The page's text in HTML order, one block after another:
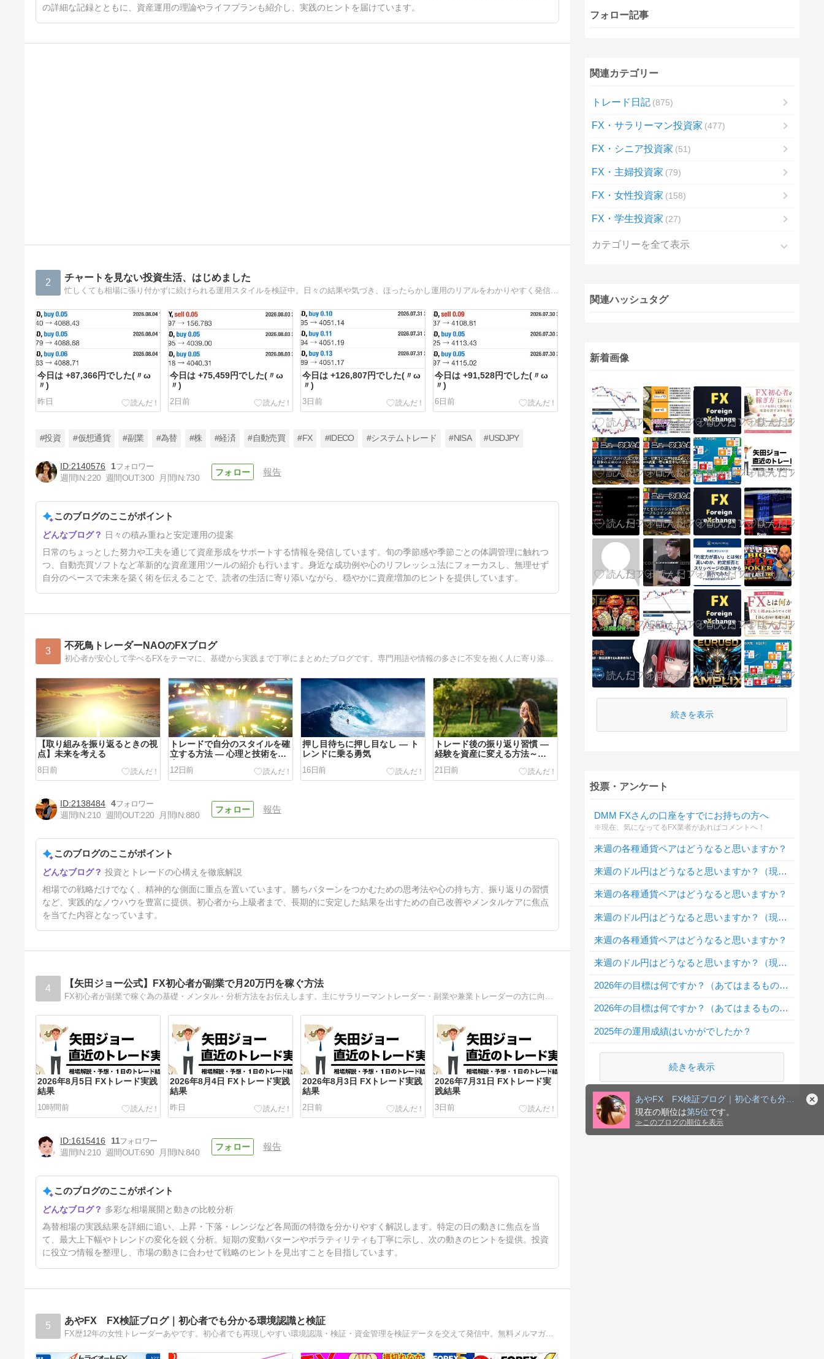
あやFX FX検証ブログ｜初心者でも分かる環境認識と検証
現在の順位は第5位です。
≫ このブログの順位を表示
の詳細な記録とともに、資産運用の理論やライフプランも紹介し、実践のヒントを届けています。
2 チャートを見ない投資生活、はじめました
今日は +87,366円でした(〃ω
〃)
昨日
今日は +75,459円でした(〃ω
〃)
2日前
今日は +126,807円でした(〃ω
〃)
3日前
今日は +91,528円でした(〃ω
〃)
6日前
〃)
7日前
#投資 #仮想通貨 #副業 #為替 #株 #経済 #自動売買 #FX #IDECO #システムトレード #NISA #USDJPY
2140576
1
週間IN:220 週間OUT:300 月間IN:730
報告
このブログのここがポイント
日々の積み重ねと安定運用の提案
日常のちょっとした努力や工夫を通じて資産形成をサポートする情報を発信しています。旬の季節感や季節ごとの体調管理に触れつ
つ、自動売買ソフトなど革新的な資産運用ツールの紹介も行います。身近な成功例や心のリフレッシュ法にフォーカスし、無理せず
自分のペースで未来を築く術を伝えることで、読者の生活に寄り添いながら、穏やかに資産増加のヒントを提供しています。
3 不死鳥トレーダーNAOのFXブログ
初心者が安心して学べるFXをテーマに、基礎から実践まで丁寧にまとめたブログです。専門用語や情報の多さに不安を抱く人に寄り添い、一歩ずつ理解できる学習環境を目指しています。
【取り組みを振り返るときの視
点】未来を考える
8日前
トレードで自分のスタイルを確
立する方法 ― 心理と技術を融
合させる
12日前
押し目待ちに押し目なし ― ト
レンドに乗る勇気
16日前
トレード後の振り返り習慣 ―
経験を資産に変える方法～
Check～
21日前
頭と尻尾はくれてやれ ― 完璧
を求めない投資の知恵
26日前
2138484 4
週間IN:210 週間OUT:220 月間IN:880
報告
このブログのここがポイント
投資とトレードの心構えを徹底解説
相場での戦略だけでなく、精神的な側面に重点を置いています。勝ちパターンをつかむための思考法や心の持ち方、振り返りの習慣
など、実践的なノウハウを豊富に提供。初心者から上級者まで、長期的に安定した結果を出すための自己改善やメンタルケアに焦点
を当てた内容となっています。
4 【矢田ジョー公式】FX初心者が副業で月20万円を稼ぐ方法
2026年8月5日 FXトレード実践
結果
10時間前
2026年8月4日 FXトレード実践
結果
昨日
2026年8月3日 FXトレード実践
結果
2日前
2026年7月31日 FXトレード実
践結果
3日前
2026年7月30日 FXトレード実
践結果
6日前
1615416
11
週間IN:210 週間OUT:690 月間IN:840
報告
このブログのここがポイント
多彩な相場展開と動きの比較分析
為替相場の実践結果を詳細に追い、上昇・下落・レンジなど各局面の特徴を分かりやすく解説します。特定の日の動きに焦点を当
て、最大上下幅やトレンドの変化を鋭く分析。短期の変動パターンやボラティリティも丁寧に示し、次の動きのヒントを提供。投資
に役立つ情報を整理し、市場の動きに合わせて戦略のヒントを見出すことを目指しています。
5 あやFX FX検証ブログ｜初心者でも分かる環境認識と検証
フォロー記事
関連カテゴリー
トレード日記 875
FX・サラリーマン投資家 477
FX・シニア投資家 51
FX・主婦投資家 79
FX・女性投資家 158
FX・学生投資家 27
カテゴリーを全て表示
関連ハッシュタグ
新着画像
続きを表示
投票・アンケート
DMM FXさんの口座をすでにお持ちの方へ
※現在、気になってるFX業者があればコメントへ！
来週の各種通貨ペアはどうなると思いますか？
来週のドル円はどうなると思いますか？（現在１ドル１５２．７円）
来週の各種通貨ペアはどうなると思いますか？
来週のドル円はどうなると思いますか？（現在１ドル１５７．１円）
来週の各種通貨ペアはどうなると思いますか？
来週のドル円はどうなると思いますか？（現在１ドル１５４．７円）
2026年の目標は何ですか？（あてはまるもの全てにチェックしてね）
2026年の目標は何ですか？（あてはまるもの全てにチェックしてね）
2025年の運用成績はいかがでしたか？
続きを表示